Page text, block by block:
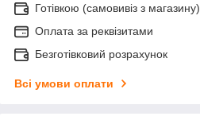
Готівкою (самовивіз з магазину)
Оплата за реквізитами
Безготівковий розрахунок
Всі умови оплати